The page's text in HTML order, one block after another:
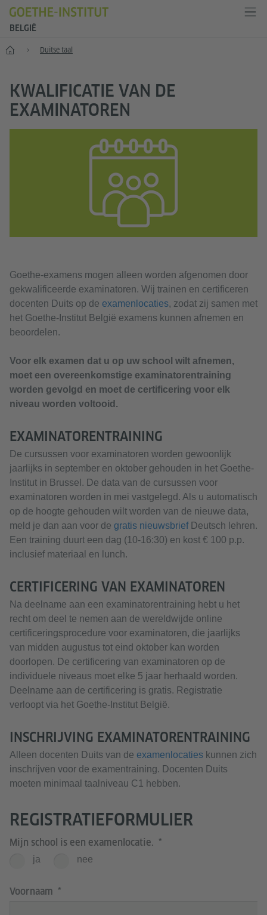
BELGIË
Home Duitse taal
KWALIFICATIE VAN DE
EXAMINATOREN
Goethe-examens mogen alleen worden afgenomen door
gekwalificeerde examinatoren. Wij trainen en certificeren
docenten Duits op de examenlocaties, zodat zij samen met
het Goethe-Institut België examens kunnen afnemen en
beoordelen.
Voor elk examen dat u op uw school wilt afnemen,
moet een overeenkomstige examinatorentraining
worden gevolgd en moet de certificering voor elk
niveau worden voltooid.
EXAMINATORENTRAINING
De cursussen voor examinatoren worden gewoonlijk
jaarlijks in september en oktober gehouden in het Goethe-
Institut in Brussel. De data van de cursussen voor
examinatoren worden in mei vastgelegd. Als u automatisch
op de hoogte gehouden wilt worden van de nieuwe data,
meld je dan aan voor de gratis nieuwsbriefDeutsch lehren.
Een training duurt een dag (10-16:30) en kost € 100 p.p.
inclusief materiaal en lunch.
CERTIFICERING VAN EXAMINATOREN
Na deelname aan een examinatorentraining hebt u het
recht om deel te nemen aan de wereldwijde online
certificeringsprocedure voor examinatoren, die jaarlijks
van midden augustus tot eind oktober kan worden
doorlopen. De certificering van examinatoren op de
individuele niveaus moet elke 5 jaar herhaald worden.
Deelname aan de certificering is gratis. Registratie
verloopt via het Goethe-Institut België.
INSCHRIJVING EXAMINATORENTRAINING
Alleen docenten Duits van de examenlocaties kunnen zich
inschrijven voor de examentraining. Docenten Duits
moeten minimaal taalniveau C1 hebben.
REGISTRATIEFORMULIER
Mijn school is een examenlocatie.
ja nee
Voornaam